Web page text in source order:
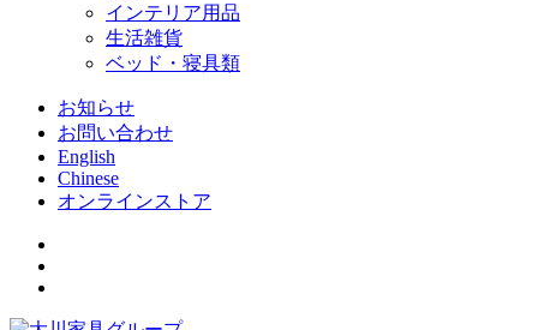
インテリア用品
生活雑貨
ベッド・寝具類
お知らせ
お問い合わせ
English
Chinese
オンラインストア